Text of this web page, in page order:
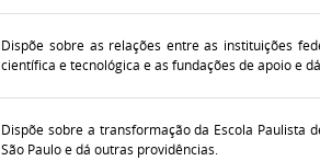
Dispõe sobre as relações entre as instituições
científica e tecnológica e as fundações de apoio e
Dispõe sobre a transformação da Escola Paulista
São Paulo e dá outras providências.